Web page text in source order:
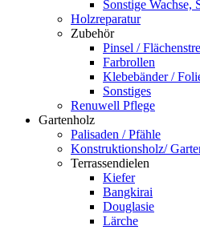
Sonstige Wachse,
Holzreparatur
Zubehör
Pinsel /
Farbrollen
Klebebänder /
Sonstiges
Renuwell Pflege
Gartenholz
Palisaden / Pfähle
Konstruktionsholz/
Terrassendielen
Kiefer
Bangkirai
Douglasie
Lärche